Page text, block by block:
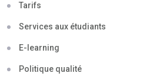
Tarifs
Services aux étudiants
E-learning
Politique qualité